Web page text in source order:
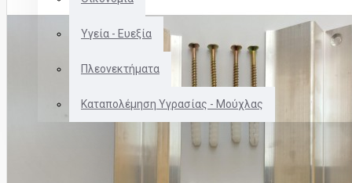
Υγεία - Ευεξία
Πλεονεκτήματα
Καταπολέμηση Υγρασίας - Μούχλας
ΘΕΡΜΑΝΤΙΚΑ ΠΑΝΕΛ